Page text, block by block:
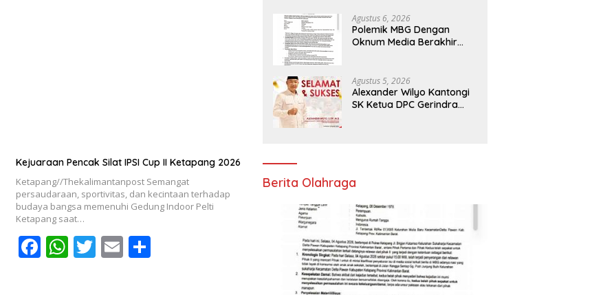
Kejuaraan Pencak Silat IPSI Cup II Ketapang 2026
Ketapang//Thekalimantanpost Semangat
persaudaraan, sportivitas, dan kecintaan terhadap
budaya bangsa memenuhi Gedung Indoor Pelti
Ketapang saat…
F W T E S
Agustus 6, 2026
Polemik MBG Dengan
Oknum Media Berakhir
Agustus 5, 2026
Alexander Wilyo Kantongi
SK Ketua DPC Gerindra
Berita Olahraga